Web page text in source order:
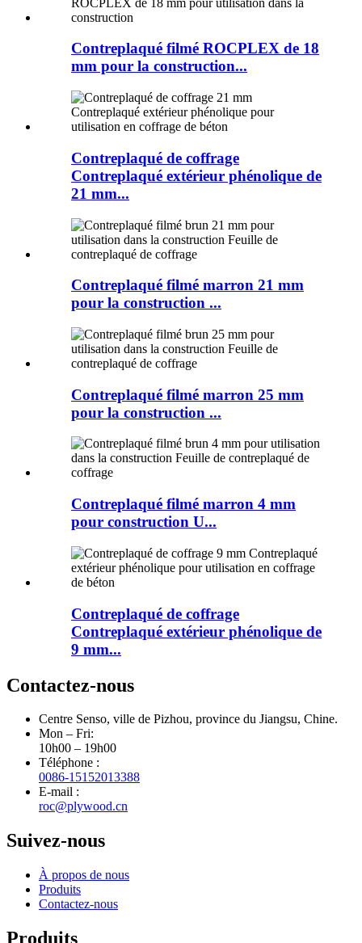
Contreplaqué filmé ROCPLEX de 18
mm pour la construction...
Contreplaqué de coffrage
Contreplaqué extérieur phénolique de
21 mm...
Contreplaqué filmé marron 21 mm
pour la construction ...
Contreplaqué filmé marron 25 mm
pour la construction ...
Contreplaqué filmé marron 4 mm
pour construction U...
Contreplaqué de coffrage
Contreplaqué extérieur phénolique de
9 mm...
Contactez-nous
Centre Senso, ville de Pizhou, province du Jiangsu, Chine.
Mon – Fri:
10h00 – 19h00
Téléphone :
0086-15152013388
E-mail :
roc@plywood.cn
Suivez-nous
À propos de nous
Produits
Contactez-nous
Produits